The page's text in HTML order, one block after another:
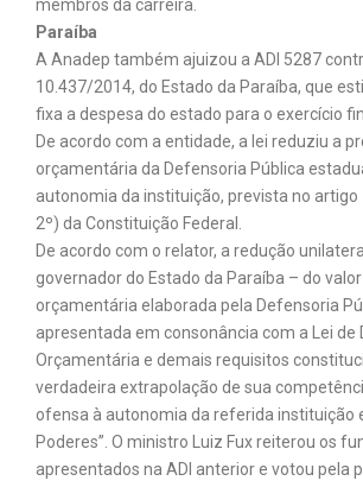
membros da carreira.
Paraíba
A Anadep também ajuizou a ADI 5287
10.437/2014, do Estado da Paraíba, que
fixa a despesa do estado para o exercício
De acordo com a entidade, a lei reduziu a
orçamentária da Defensoria Pública
autonomia da instituição, prevista no
2º) da Constituição Federal.
De acordo com o relator, a redução
governador do Estado da Paraíba – do
orçamentária elaborada pela Defensoria
apresentada em consonância com a Lei de
Orçamentária e demais requisitos
verdadeira extrapolação de sua
ofensa à autonomia da referida instituição
Poderes”. O ministro Luiz Fux reiterou os
apresentados na ADI anterior e votou pela